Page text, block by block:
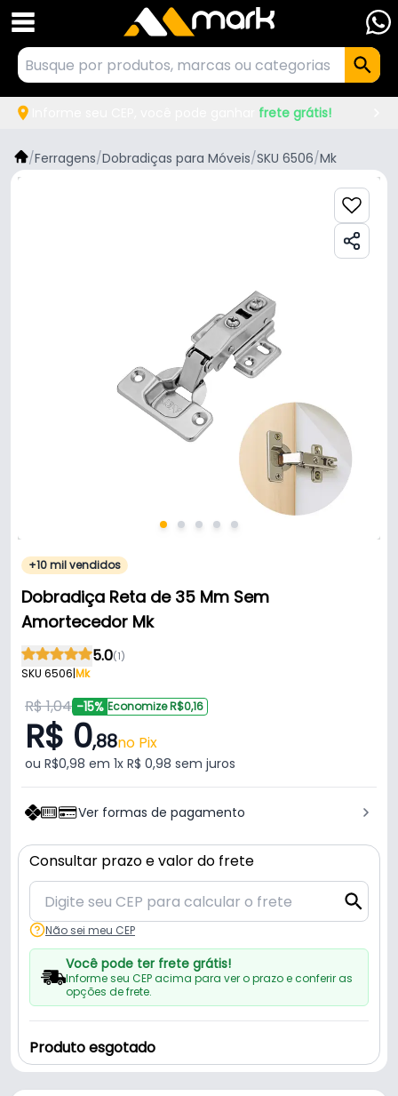
frete grátis!
/Ferragens/Dobradiças para Móveis/SKU 6506/Mk
+10 mil vendidos
Dobradiça Reta de 35 Mm Sem
Amortecedor Mk
5.0(1)
SKU 6506|Mk
R$ 1,04 -15% Economize R$0,16
R$ 0,88no Pix
ou R$0,98 em 1x R$ 0,98 sem juros
Ver formas de pagamento
Consultar prazo e valor do frete
Não sei meu CEP
Você pode ter frete grátis!
Informe seu CEP acima para ver o prazo e conferir as
opções de frete.
Produto esgotado